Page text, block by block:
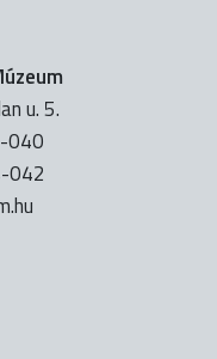
u. 5.
040
042